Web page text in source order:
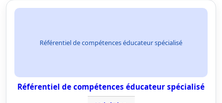
Référentiel de compétences éducateur spécialisé
Référentiel de compétences éducateur spécialisé